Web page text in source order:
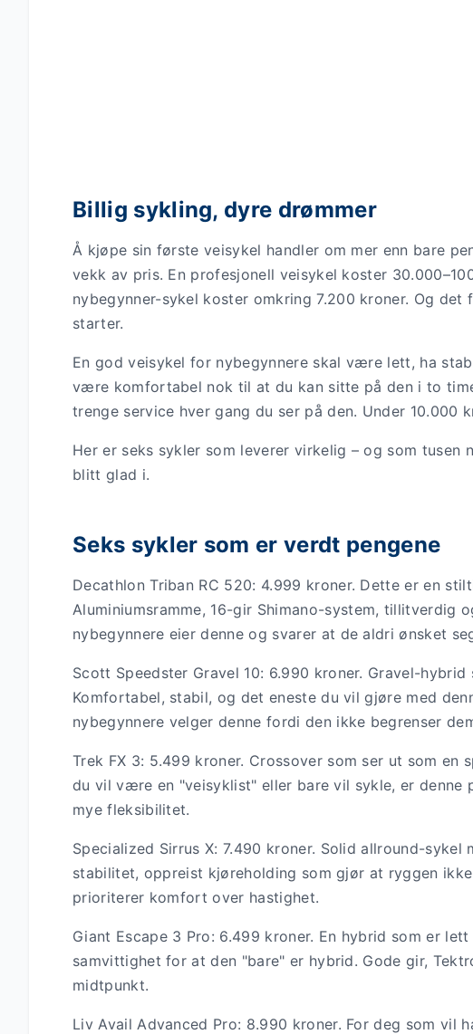
Billig sykling, dyre drømmer
Å kjøpe sin første veisykel handler om mer enn bare
vekk av pris. En profesjonell veisykel koster
nybegynner-sykel koster omkring 7.200 kroner. Og det
starter.
En god veisykel for nybegynnere skal være lett, ha
være komfortabel nok til at du kan sitte på den i to
trenge service hver gang du ser på den. Under 10.000
Her er seks sykler som leverer virkelig – og som tusen
blitt glad i.
Seks sykler som er verdt pengene
Decathlon Triban RC 520: 4.999 kroner. Dette er en
Aluminiumsramme, 16-gir Shimano-system, tillitverdig
nybegynnere eier denne og svarer at de aldri ønsket
Scott Speedster Gravel 10: 6.990 kroner. Gravel-
Komfortabel, stabil, og det eneste du vil gjøre med
nybegynnere velger denne fordi den ikke begrenser
Trek FX 3: 5.499 kroner. Crossover som ser ut som en
du vil være en "veisyklist" eller bare vil sykle, er denne
mye fleksibilitet.
Specialized Sirrus X: 7.490 kroner. Solid allround-
stabilitet, oppreist kjøreholding som gjør at ryggen
prioriterer komfort over hastighet.
Giant Escape 3 Pro: 6.499 kroner. En hybrid som er
samvittighet for at den "bare" er hybrid. Gode gir,
midtpunkt.
Liv Avail Advanced Pro: 8.990 kroner. For deg som vil